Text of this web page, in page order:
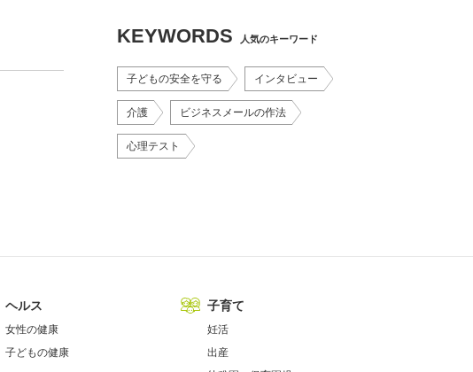
KEYWORDS 人気のキーワード
子どもの安全を守る インタビュー
介護 ビジネスメールの作法
心理テスト
ヘルス
女性の健康
子どもの健康
子育て
妊活
出産